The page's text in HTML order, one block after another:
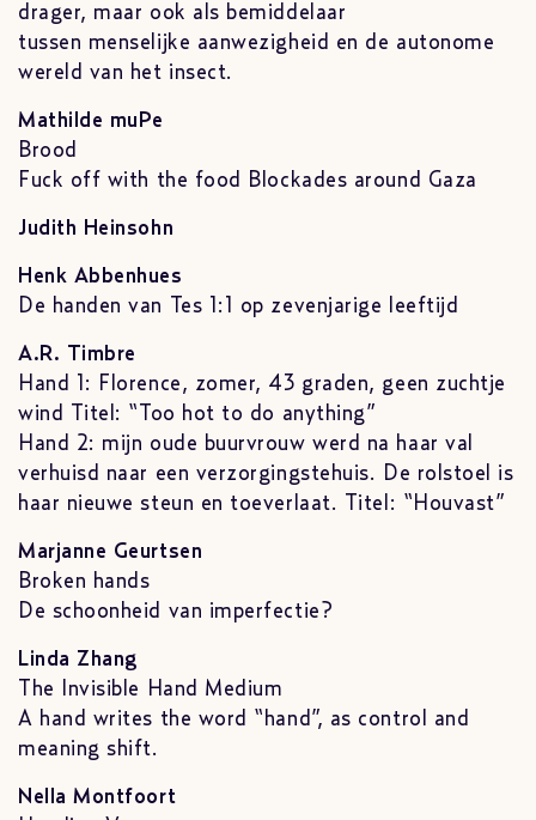
drager, maar ook als bemiddelaar
tussen menselijke aanwezigheid en de autonome
wereld van het insect.
Mathilde muPe
Brood
Fuck off with the food Blockades around Gaza
Judith Heinsohn
Henk Abbenhues
De handen van Tes 1:1 op zevenjarige leeftijd
A.R. Timbre
Hand 1: Florence, zomer, 43 graden, geen zuchtje
wind Titel: “Too hot to do anything”
Hand 2: mijn oude buurvrouw werd na haar val
verhuisd naar een verzorgingstehuis. De rolstoel is
haar nieuwe steun en toeverlaat. Titel: “Houvast”
Marjanne Geurtsen
Broken hands
De schoonheid van imperfectie?
Linda Zhang
The Invisible Hand Medium
A hand writes the word “hand”, as control and
meaning shift.
Nella Montfoort